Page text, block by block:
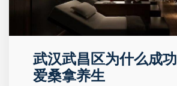
武汉武昌区为什么成
爱桑拿养生